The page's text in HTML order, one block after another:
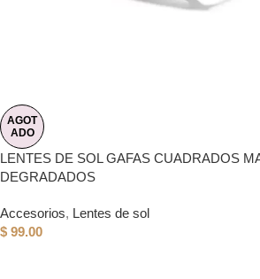
AGOT
ADO
LENTES DE SOL GAFAS CUADRADOS
DEGRADADOS
Accesorios, Lentes de sol
$ 99.00